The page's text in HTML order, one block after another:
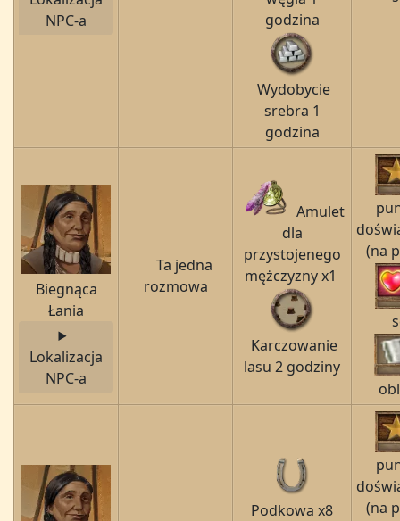
NPC-a
godzina
Wydobycie
srebra 1
godzina
Biegnąca
Łania
Lokalizacja
NPC-a
Ta jedna
rozmowa
Amulet
dla
przystojenego
mężczyzny x1
Karczowanie
lasu 2 godziny
(na
Podkowa x8
(na